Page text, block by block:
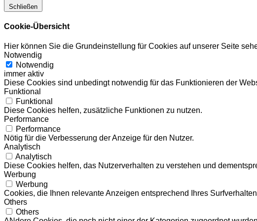
Schließen
Cookie-Übersicht
Hier können Sie die Grundeinstellung für Cookies auf unserer Seite
Notwendig
Notwendig
immer aktiv
Diese Cookies sind unbedingt notwendig für das Funktionieren der
Funktional
Funktional
Diese Cookies helfen, zusätzliche Funktionen zu nutzen.
Performance
Performance
Nötig für die Verbesserung der Anzeige für den Nutzer.
Analytisch
Analytisch
Diese Cookies helfen, das Nutzerverhalten zu verstehen und
Werbung
Werbung
Cookies, die Ihnen relevante Anzeigen entsprechend Ihres
Others
Others